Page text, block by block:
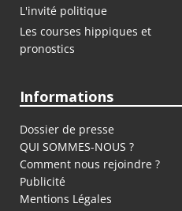
L'invité politique
Les courses hippiques et
pronostics
Informations
Dossier de presse
QUI SOMMES-NOUS ?
Comment nous rejoindre ?
Publicité
Mentions Légales